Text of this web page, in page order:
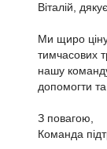
Віталій,
Ми щиро
тимчасових
нашу
допомогти та
З повагою,
Команда